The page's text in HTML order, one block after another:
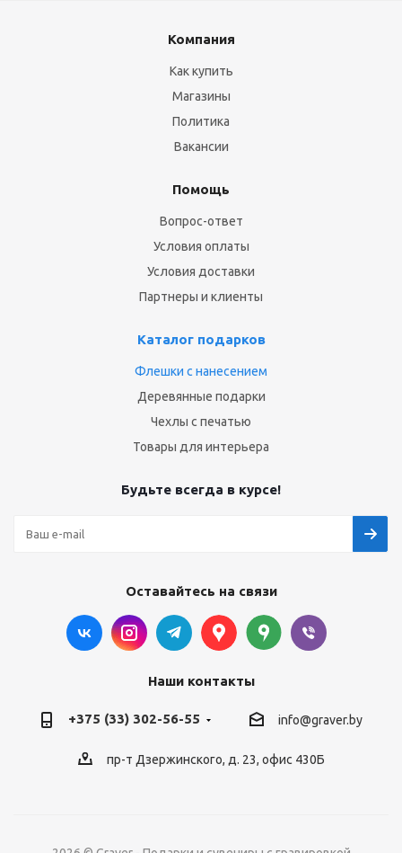
Компания
Как купить
Магазины
Политика
Вакансии
Помощь
Вопрос-ответ
Условия оплаты
Условия доставки
Партнеры и клиенты
Каталог подарков
Флешки с нанесением
Деревянные подарки
Чехлы с печатью
Товары для интерьера
Будьте всегда в курсе!
Оставайтесь на связи
Наши контакты
+375 (33) 302-56-55 info@graver.by
пр-т Дзержинского, д. 23, офис 430Б